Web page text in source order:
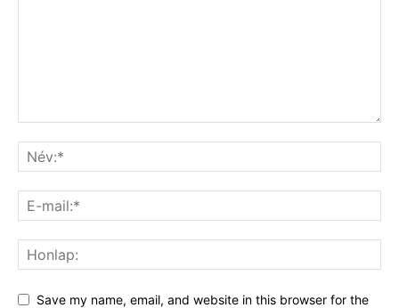
Save my name, email, and website in this browser for the